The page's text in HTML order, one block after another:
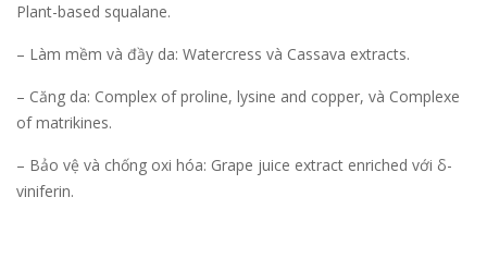
Plant-based squalane.
– Làm mềm và đầy da: Watercress và Cassava extracts.
– Căng da: Complex of proline, lysine and copper, và Complexe
of matrikines.
– Bảo vệ và chống oxi hóa: Grape juice extract enriched với δ-
viniferin.